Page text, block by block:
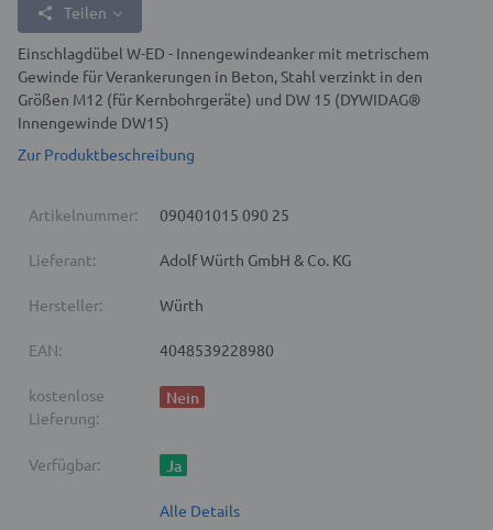
Teilen
Einschlagdübel W-ED - Innengewindeanker mit metrischem
Gewinde für Verankerungen in Beton, Stahl verzinkt in den
Größen M12 (für Kernbohrgeräte) und DW 15 (DYWIDAG®
Innengewinde DW15)
Zur Produktbeschreibung
Artikelnummer: 090401015 090 25
Lieferant: Adolf Würth GmbH & Co. KG
Hersteller: Würth
EAN: 4048539228980
kostenlose
Lieferung:
Nein
Verfügbar: Ja
Alle Details